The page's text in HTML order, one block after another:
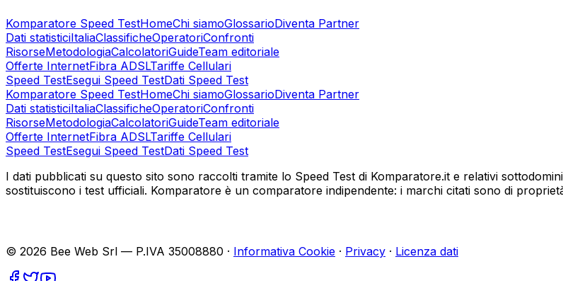
Komparatore Speed TestHomeChi siamoGlossarioDiventa Partner
Dati statisticiItaliaClassificheOperatoriConfronti
RisorseMetodologiaCalcolatoriGuideTeam editoriale
Offerte InternetFibra ADSLTariffe Cellulari
Speed TestEsegui Speed TestDati Speed Test
Komparatore Speed TestHomeChi siamoGlossarioDiventa Partner
Dati statisticiItaliaClassificheOperatoriConfronti
RisorseMetodologiaCalcolatoriGuideTeam editoriale
Offerte InternetFibra ADSLTariffe Cellulari
Speed TestEsegui Speed TestDati Speed Test
I dati pubblicati su questo sito sono raccolti tramite lo Speed Test di Komparatore.it e relativi
sostituiscono i test ufficiali. Komparatore è un comparatore indipendente: i marchi citati sono di
© 2026 Bee Web Srl — P.IVA 35008880 · Informativa Cookie · Privacy · Licenza dati